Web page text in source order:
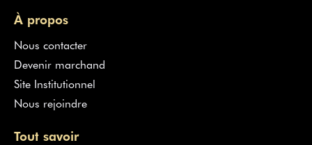
À propos
Nous contacter
Devenir marchand
Site Institutionnel
Nous rejoindre
Tout savoir